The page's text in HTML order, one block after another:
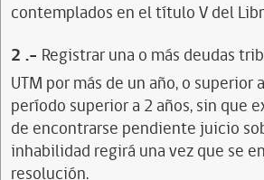
contemplados en el título V del
2 .- Registrar una o más deudas
UTM por más de un año, o
período superior a 2 años, sin que
de encontrarse pendiente juicio
inhabilidad regirá una vez que se
resolución.